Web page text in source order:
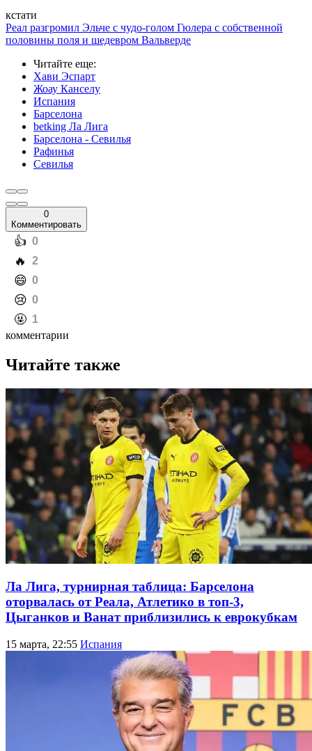
кстати
Реал разгромил Эльче с чудо-голом Гюлера с собственной
половины поля и шедевром Вальверде
Читайте еще:
Хави Эспарт
Жоау Канселу
Испания
Барселона
betking Ла Лига
Барселона - Севилья
Рафинья
Севилья
0
Комментировать
️👍 0
️🔥 2
️😄 0
️😢 0
️🤬 1
комментарии
Читайте также
Ла Лига, турнирная таблица: Барселона
оторвалась от Реала, Атлетико в топ-3,
Цыганков и Ванат приблизились к еврокубкам
15 марта, 22:55 Испания